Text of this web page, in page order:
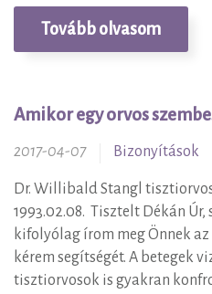
Tovább olvasom
Amikor egy orvos
2017-04-07 Bizonyítások
Dr. Willibald Stangl
1993.02.08. Tisztelt Dékán
kifolyólag írom meg Önnek
kérem segítségét. A betegek
tisztiorvosok is gyakran